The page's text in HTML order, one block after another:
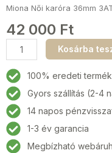
Miona Női karóra 36mm
42 000 Ft
Police
PL16035MSG.22MM
Miona
Női
karóra
36mm
3ATM
mennyiség
Kosárba
100% eredeti
Gyors szállítás (2-4
14 napos
1-3 év garancia
Megbízható